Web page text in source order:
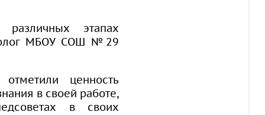
этапах
МБОУ СОШ №29
ценность
в своей работе,
в своих